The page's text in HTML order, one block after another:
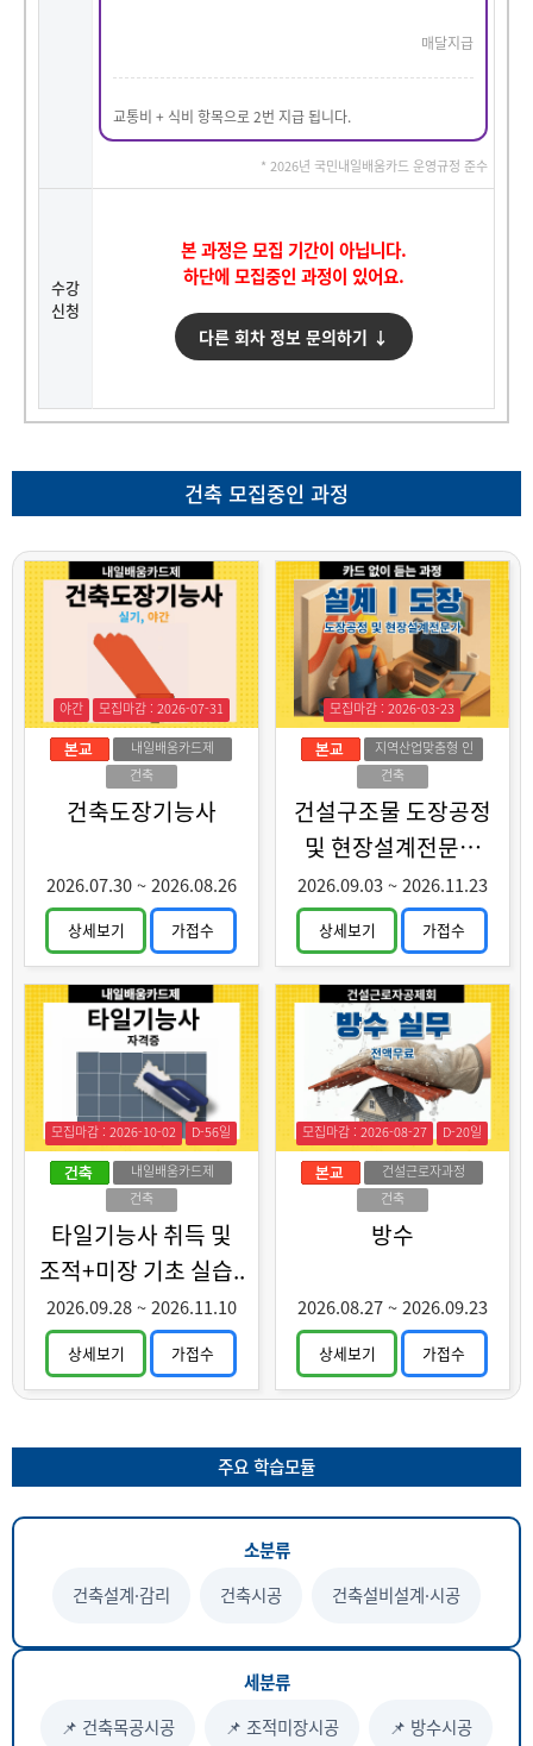
매달지급
교통비 + 식비 항목으로 2번 지급 됩니다.
* 2026년 국민내일배움카드 운영규정 준수
수강
신청
본 과정은 모집 기간이 아닙니다.
하단에 모집중인 과정이 있어요.
다른 회차 정보 문의하기 ↓
건축 모집중인 과정
야간
모집마감 : 2026-07-31
내일배움카드제
건축
건축도장기능사
2026.07.30~2026.08.26
상세보기 가접수
모집마감 : 2026-03-23
지역산업맞춤형 인
력양성
건축
건설구조물 도장공정
및 현장설계전문가
양성
2026.09.03~2026.11.23
상세보기 가접수
모집마감 : 2026-10-02
D-56일
내일배움카드제
건축
타일기능사 취득 및
조적+미장 기초 실습..
2026.09.28~2026.11.10
상세보기 가접수
모집마감 : 2026-08-27
D-20일
건설근로자과정
건축
방수
2026.08.27~2026.09.23
상세보기 가접수
주요 학습모듈
소분류
건축설계·감리
건축시공 건축설비설계·시공
세분류
📌 건축목공시공
📌 조적미장시공 📌 방수시공